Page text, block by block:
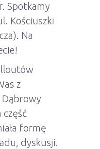
Spotkamy
Kościuszki
Na
z
część
formę
dyskusji.